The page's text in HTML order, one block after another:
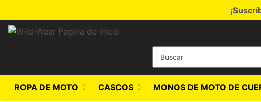
ROPA DE MOTO CASCOS MONOS DE MOTO DE